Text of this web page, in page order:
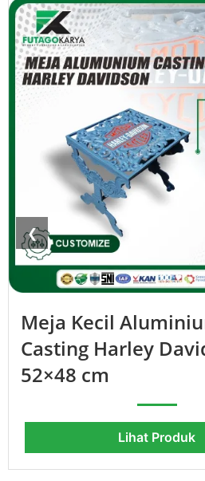
❮
Meja Kecil
Casting Harley
52×48 cm
Lihat Produk